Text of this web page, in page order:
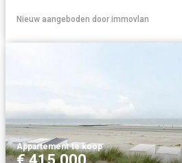
Nieuw aangeboden door immovlan
Appartement·te koop